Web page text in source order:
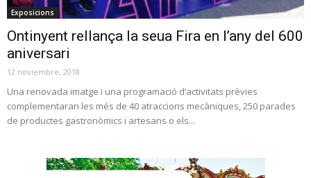
Exposicions
Ontinyent rellança la seua Fira en l’any del 600
aniversari
12 noviembre, 2018
Una renovada imatge i una programació d’activitats prèvies
complementaran les més de 40 atraccions mecàniques, 250 parades
de productes gastronòmics i artesans o els...